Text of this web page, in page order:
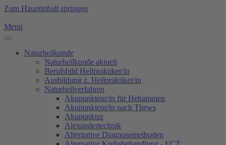
Zum Hauptinhalt springen
Menü
Naturheilkunde
Naturheilkunde aktuell
Berufsbild Heilpraktiker/in
Ausbildung z. Heilpraktiker/in
Naturheilverfahren
Akupunkteur/in für Hebammen
Akupunkteur/in nach Thews
Akupunktur
Alexandertechnik
Alternative Diagnosemethoden